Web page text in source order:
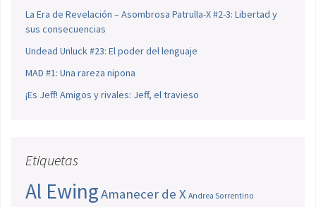
La Era de Revelación – Asombrosa Patrulla-X #2-3: Libertad y
sus consecuencias
Undead Unluck #23: El poder del lenguaje
MAD #1: Una rareza nipona
¡Es Jeff! Amigos y rivales: Jeff, el travieso
Etiquetas
Al EwingAmanecer de X Andrea Sorrentino